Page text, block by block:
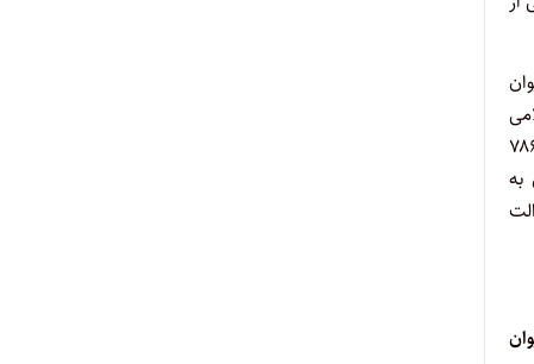
دیوان
۱۳۹۴/۱۱/۱۴ شورای اسلامی
و ۱۶ عوارض مازاد بر تراکم مصوب شورای اسلامی شهر تالش سال ۱۳۹۴ منطبق با دادنامه شماره ۷۸۶
به